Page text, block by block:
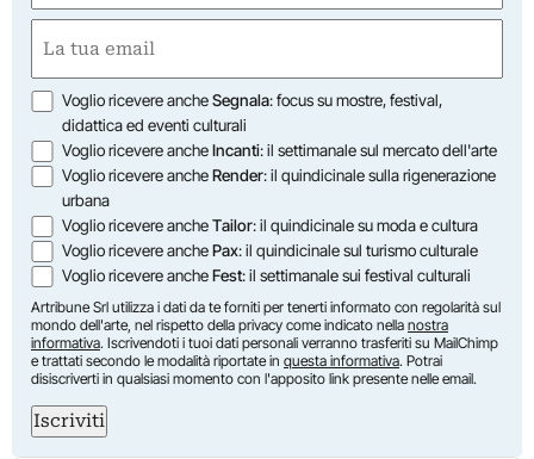
Nome
(Obbligatorio)
Opzioni
Voglio ricevere ancheSegnala: focus su mostre, festival,
didattica ed eventi culturali
Voglio ricevere ancheIncanti: il settimanale sul mercato dell'arte
Voglio ricevere ancheRender: il quindicinale sulla rigenerazione
urbana
Voglio ricevere ancheTailor: il quindicinale su moda e cultura
Voglio ricevere anchePax: il quindicinale sul turismo culturale
Voglio ricevere ancheFest: il settimanale sui festival culturali
Artribune Srl utilizza i dati da te forniti per tenerti informato con regolarità sul
mondo dell'arte, nel rispetto della privacy come indicato nella nostra
informativa. Iscrivendoti i tuoi dati personali verranno trasferiti su MailChimp
e trattati secondo le modalità riportate in questa informativa. Potrai
disiscriverti in qualsiasi momento con l'apposito link presente nelle email.
Iscriviti